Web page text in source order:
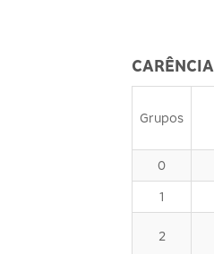
CARÊNCIA
Grupos
0
1
2